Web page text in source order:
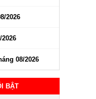
2026
08/2026
BẬT